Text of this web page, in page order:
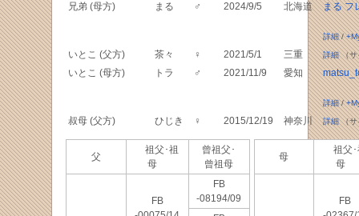
兄弟 (母方) まる ♂ 2024/9/5 北海道 まる フ
詳細/
いとこ (父方) 茶々 ♀ 2021/5/1 三重 詳細（サ
いとこ (母方) トラ ♂ 2021/11/9 愛知
詳細/
叔母 (父方) ひじき ♀ 2015/12/19 神奈川 詳細（サ
父
祖父･祖
母
曾祖父･
曾祖母
FB
FB
-08194/09
母
祖父･
母
FB